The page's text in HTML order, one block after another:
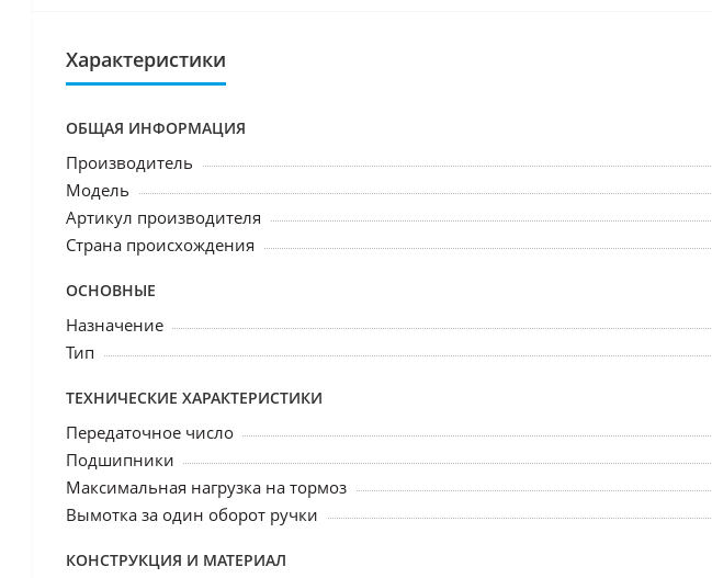
Характеристики
ОБЩАЯ ИНФОРМАЦИЯ
Производитель
Модель
Артикул производителя
Страна происхождения
ОСНОВНЫЕ
Назначение
Тип
ТЕХНИЧЕСКИЕ ХАРАКТЕРИСТИКИ
Передаточное число
Подшипники
Максимальная нагрузка на тормоз
Вымотка за один оборот ручки
КОНСТРУКЦИЯ И МАТЕРИАЛ